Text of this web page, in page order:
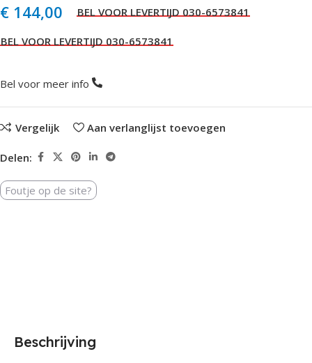
€ 144,00
Bel voor meer info
Vergelijk Aan verlanglijst toevoegen
Delen:
Foutje op de site?
Beschrijving